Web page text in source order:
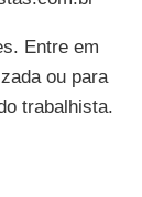
Entre em
ou para
trabalhista.